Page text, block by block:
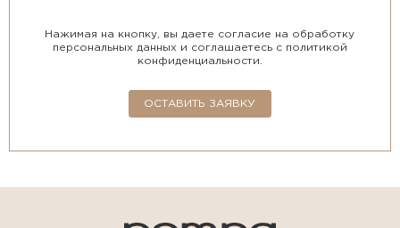
Нажимая на кнопку, вы даете согласие на обработку
персональных данных и соглашаетесь с политикой
конфиденциальности.
ОСТАВИТЬ ЗАЯВКУ